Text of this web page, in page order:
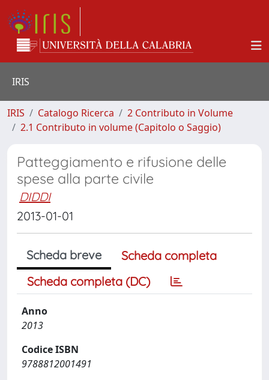
IRIS
IRIS Catalogo Ricerca
2 Contributo in Volume
2.1 Contributo in volume (Capitolo o Saggio)
Patteggiamento e rifusione delle
spese alla parte civile
DIDDI
2013-01-01
Scheda breve
Scheda completa
Scheda completa (DC)
Anno
2013
Codice ISBN
9788812001491